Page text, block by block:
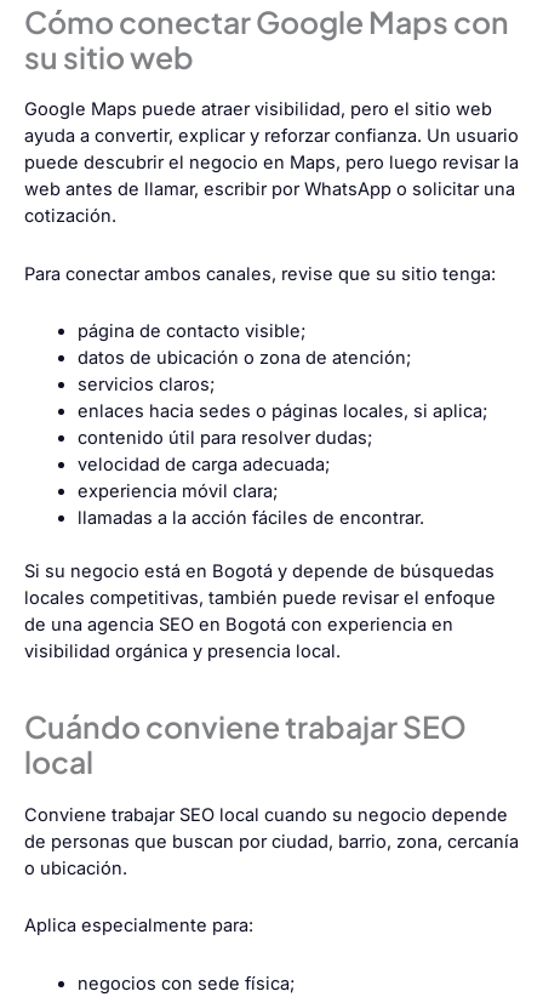
Cómo conectar Google Maps con
su sitio web
Google Maps puede atraer visibilidad, pero el sitio web
ayuda a convertir, explicar y reforzar confianza. Un usuario
puede descubrir el negocio en Maps, pero luego revisar la
web antes de llamar, escribir por WhatsApp o solicitar una
cotización.
Para conectar ambos canales, revise que su sitio tenga:
página de contacto visible;
datos de ubicación o zona de atención;
servicios claros;
enlaces hacia sedes o páginas locales, si aplica;
contenido útil para resolver dudas;
velocidad de carga adecuada;
experiencia móvil clara;
llamadas a la acción fáciles de encontrar.
Si su negocio está en Bogotá y depende de búsquedas
locales competitivas, también puede revisar el enfoque
de una agencia SEO en Bogotá con experiencia en
visibilidad orgánica y presencia local.
Cuándo conviene trabajar SEO
local
Conviene trabajar SEO local cuando su negocio depende
de personas que buscan por ciudad, barrio, zona, cercanía
o ubicación.
Aplica especialmente para:
negocios con sede física;